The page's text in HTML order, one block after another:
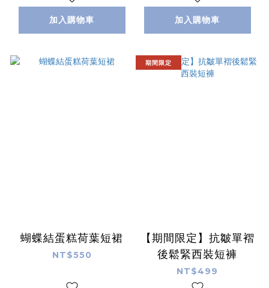
加入購物車 加入購物車
蝴蝶結蛋糕荷葉短裙
NT$550
期間限定
【期間限定】抗皺單褶
後鬆緊西裝短褲
NT$499